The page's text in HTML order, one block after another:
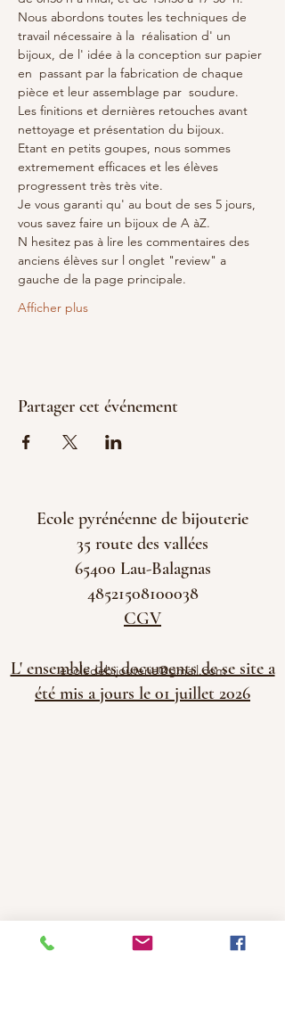
Nous abordons toutes les techniques de
travail nécessaire à la  réalisation d' un
bijoux, de l' idée à la conception sur papier
en  passant par la fabrication de chaque
pièce et leur assemblage par  soudure.
Les finitions et dernières retouches avant
nettoyage et présentation du bijoux.
Etant en petits goupes, nous sommes
extremement efficaces et les élèves
progressent très très vite.
Je vous garanti qu' au bout de ses 5 jours,
vous savez faire un bijoux de A àZ.
N hesitez pas à lire les commentaires des
anciens élèves sur l onglet "review" a
gauche de la page principale.
Afficher plus
Partager cet événement
Ecole pyrénéenne de bijouterie
35 route des vallées
65400 Lau-Balagnas
48521508100038
CGV
L' ensemble des documents de se site a
été mis a jours le 01 juillet 2026
ecoledebijouterie@gmail.com